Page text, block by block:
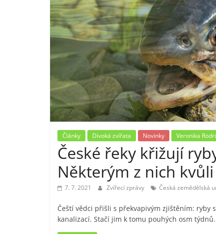
Články Divoká zvířata Novinky Veronika
České řeky křižují
Některým z nich
7. 7. 2021 Zvířecí zprávy Česká zemědělská
Čeští vědci přišli s překvapivým zjištěním: ryby
kanalizací. Stačí jim k tomu pouhých osm